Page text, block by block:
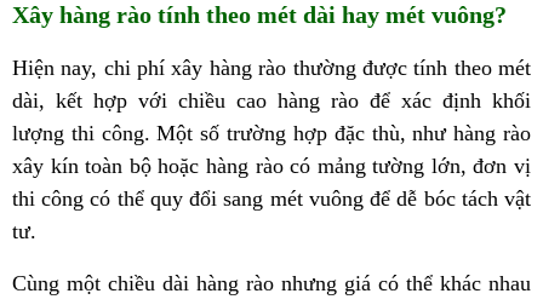
Xây hàng rào tính theo mét dài hay mét vuông?
Hiện nay, chi phí xây hàng rào thường được tính theo mét
dài, kết hợp với chiều cao hàng rào để xác định khối
lượng thi công. Một số trường hợp đặc thù, như hàng rào
xây kín toàn bộ hoặc hàng rào có mảng tường lớn, đơn vị
thi công có thể quy đổi sang mét vuông để dễ bóc tách vật
tư.
Cùng một chiều dài hàng rào nhưng giá có thể khác nhau